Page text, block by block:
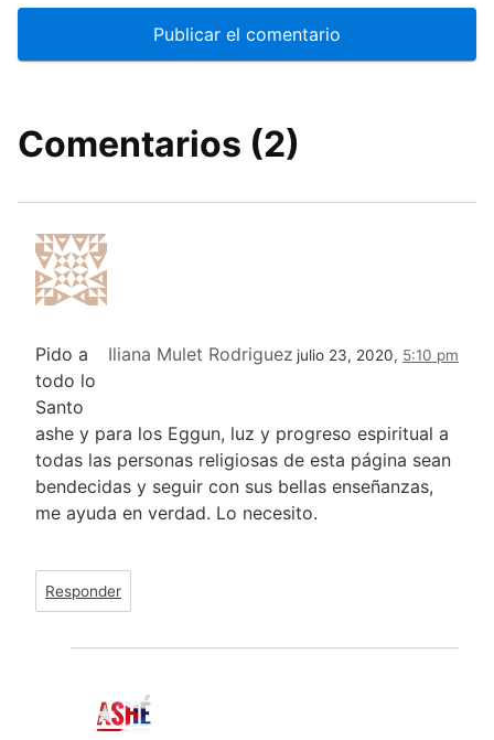
Comentarios (2)
Iliana Mulet Rodriguez julio 23, 2020, 5:10 pm
Pido a
todo lo
Santo
ashe y para los Eggun, luz y progreso espiritual a
todas las personas religiosas de esta página sean
bendecidas y seguir con sus bellas enseñanzas,
me ayuda en verdad. Lo necesito.
Responder